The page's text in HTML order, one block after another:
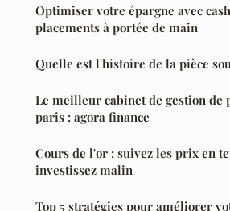
Optimiser votre épargne avec
placements à portée de main
Quelle est l'histoire de la pièce
Le meilleur cabinet de gestion de
paris : agora finance
Cours de l'or : suivez les prix en
investissez malin
Top 5 stratégies pour améliorer